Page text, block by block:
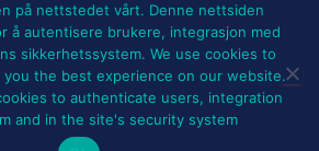
BLI MEDLEM! UTSTYRSLEIE
FOR MEDLEMMER OM KANDU
| Developed by ThemeIsle
på nettstedet vårt. Denne nettsiden
å autentisere brukere, integrasjon med
sikkerhetssystem. We use cookies to
the best experience on our website.
to authenticate users, integration
and in the site's security system